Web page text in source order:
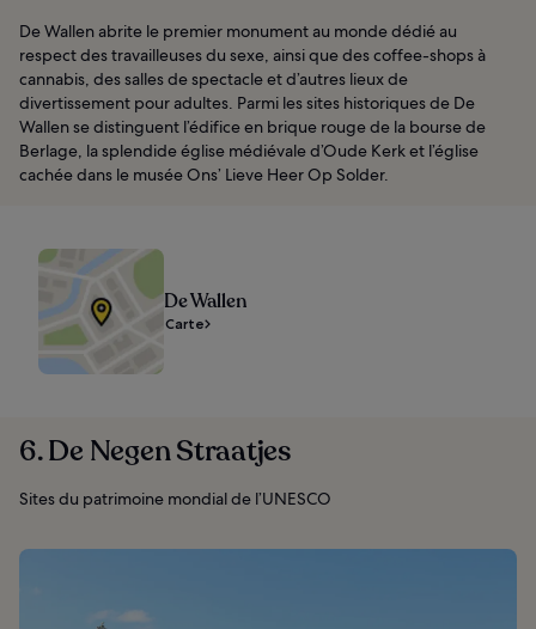
De Wallen abrite le premier monument au monde dédié au
respect des travailleuses du sexe, ainsi que des coffee-shops à
cannabis, des salles de spectacle et d’autres lieux de
divertissement pour adultes. Parmi les sites historiques de De
Wallen se distinguent l’édifice en brique rouge de la bourse de
Berlage, la splendide église médiévale d’Oude Kerk et l’église
cachée dans le musée Ons’ Lieve Heer Op Solder.
De Wallen
Carte
6. De Negen Straatjes
Sites du patrimoine mondial de l’UNESCO